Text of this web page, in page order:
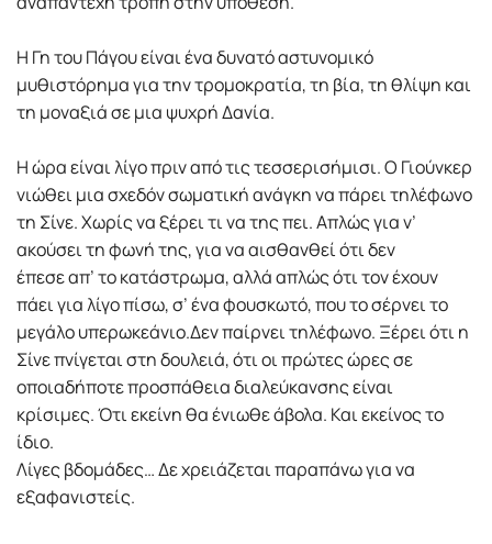
Η Γη του Πάγου είναι ένα δυνατό αστυνομικό
μυθιστόρημα για την τρομοκρατία, τη βία, τη θλίψη και
τη μοναξιά σε μια ψυχρή Δανία.
Η ώρα είναι λίγο πριν από τις τεσσερισήμισι. Ο Γιούνκερ
νιώθει μια σχεδόν σωματική ανάγκη να πάρει τηλέφωνο
τη Σίνε. Χωρίς να ξέρει τι να της πει. Απλώς για ν’
ακούσει τη φωνή της, για να αισθανθεί ότι δεν
έπεσε απ’ το κατάστρωμα, αλλά απλώς ότι τον έχουν
πάει για λίγο πίσω, σ’ ένα φουσκωτό, που το σέρνει το
μεγάλο υπερωκεάνιο.Δεν παίρνει τηλέφωνο. Ξέρει ότι η
Σίνε πνίγεται στη δουλειά, ότι οι πρώτες ώρες σε
οποιαδήποτε προσπάθεια διαλεύκανσης είναι
κρίσιμες. Ότι εκείνη θα ένιωθε άβολα. Και εκείνος το
ίδιο.
Λίγες βδομάδες… Δε χρειάζεται παραπάνω για να
εξαφανιστείς.